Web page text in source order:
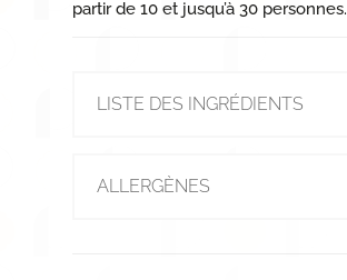
partir de 10 et jusqu’à 30 personnes.
LISTE DES INGRÉDIENTS
ALLERGÈNES